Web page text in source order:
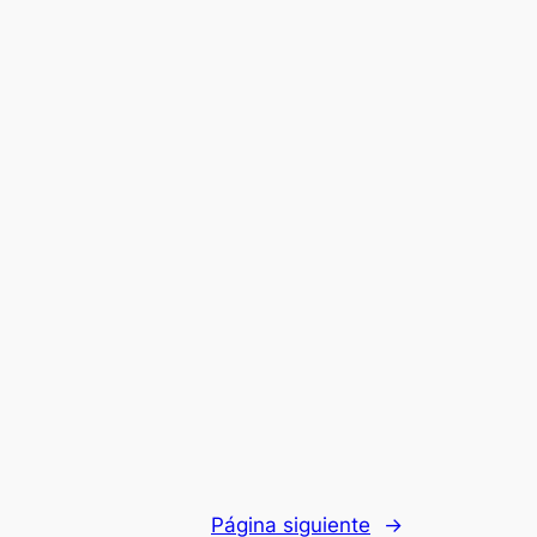
Página siguiente →